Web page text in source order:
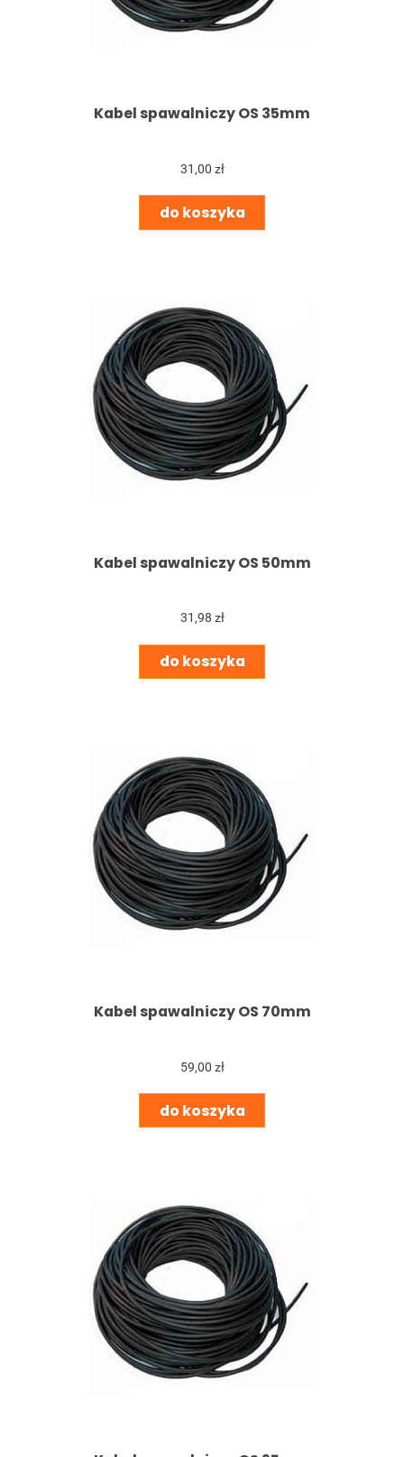
Kabel spawalniczy OS 35mm
31,00 zł
do koszyka
Kabel spawalniczy OS 50mm
31,98 zł
do koszyka
Kabel spawalniczy OS 70mm
59,00 zł
do koszyka